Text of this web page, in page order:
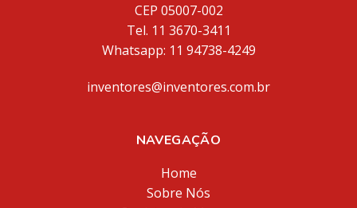
CEP 05007-002
Tel. 11 3670-3411
Whatsapp: 11 94738-4249
inventores@inventores.com.br
NAVEGAÇÃO
Home
Sobre Nós